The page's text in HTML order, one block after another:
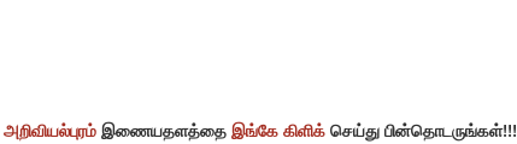
அறிவியல்புரம் இணையதளத்தை இங்கே கிளிக் செய்து பின்தொடருங்கள்!!!